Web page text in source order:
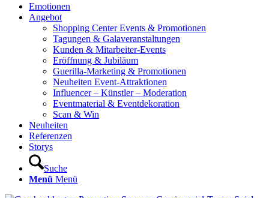
Hauptnavigation
Emotionen
Angebot
Shopping Center Events & Promotionen
Tagungen & Galaveranstaltungen
Kunden & Mitarbeiter-Events
Eröffnung & Jubiläum
Guerilla-Marketing & Promotionen
Neuheiten Event-Attraktionen
Influencer – Künstler – Moderation
Eventmaterial & Eventdekoration
Scan & Win
Neuheiten
Referenzen
Storys
Suche
Menü Menü